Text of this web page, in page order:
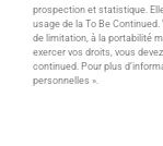
prospection et statistique.
usage de la To Be
de limitation, à la portabilité
exercer vos droits, vous
continued. Pour plus
personnelles ».